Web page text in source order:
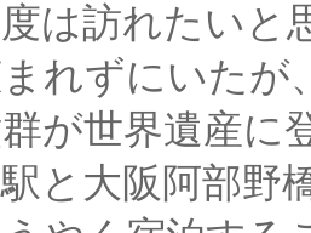
は訪れたいと
れずにいたが
が世界遺産に
と大阪阿部野